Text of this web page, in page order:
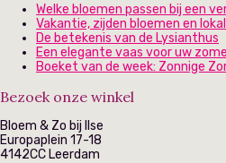
Welke bloemen passen bij een
Vakantie, zijden bloemen en
De betekenis van de Lysianthus
Een elegante vaas voor uw
Boeket van de week: Zonnige
Bezoek onze winkel
Bloem & Zo bij Ilse
Europaplein 17-18
4142CC Leerdam